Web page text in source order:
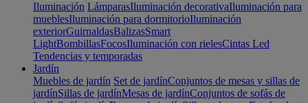
Iluminación LámparasIluminación decorativaIluminación para
mueblesIluminación para dormitorioIluminación
exteriorGuirnaldasBalizasSmart
LightBombillasFocosIluminación con rielesCintas Led
Tendencias y temporadas
Jardín
Muebles de jardín Set de jardínConjuntos de mesas y sillas de
jardínSillas de jardínMesas de jardínConjuntos de sofás de